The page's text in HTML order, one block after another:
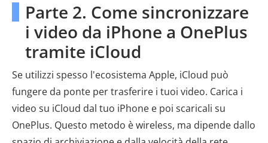
Parte 2. Come sincronizzare
i video da iPhone a OnePlus
tramite iCloud
Se utilizzi spesso l'ecosistema Apple, iCloud può
fungere da ponte per trasferire i tuoi video. Carica i
video su iCloud dal tuo iPhone e poi scaricali su
OnePlus. Questo metodo è wireless, ma dipende dallo